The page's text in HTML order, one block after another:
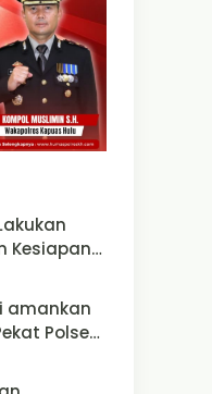
Kesiapan
2024 di
amankan
Polsek